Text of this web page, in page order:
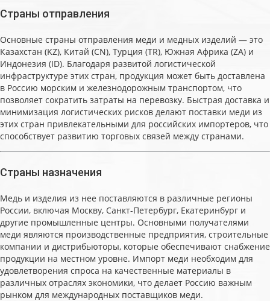
Страны отправления
Основные страны отправления меди и медных изделий — это
Казахстан (KZ), Китай (CN), Турция (TR), Южная Африка (ZA) и
Индонезия (ID). Благодаря развитой логистической
инфраструктуре этих стран, продукция может быть доставлена
в Россию морским и железнодорожным транспортом, что
позволяет сократить затраты на перевозку. Быстрая доставка и
минимизация логистических рисков делают поставки меди из
этих стран привлекательными для российских импортеров, что
способствует развитию торговых связей между странами.
Страны назначения
Медь и изделия из нее поставляются в различные регионы
России, включая Москву, Санкт-Петербург, Екатеринбург и
другие промышленные центры. Основными получателями
меди являются производственные предприятия, строительные
компании и дистрибьюторы, которые обеспечивают снабжение
продукции на местном уровне. Импорт меди необходим для
удовлетворения спроса на качественные материалы в
различных отраслях экономики, что делает Россию важным
рынком для международных поставщиков меди.